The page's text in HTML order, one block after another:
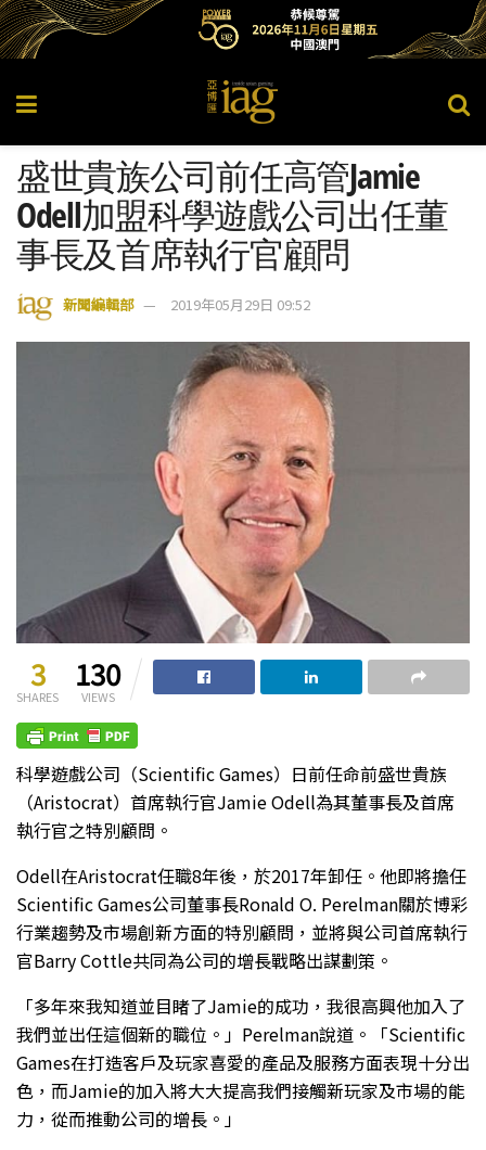
盛世貴族公司前任高管Jamie
Odell加盟科學遊戲公司出任董
事長及首席執行官顧問
新聞編輯部 2019年05月29日 09:52
3
SHARES
130
VIEWS
科學遊戲公司（Scientific Games）日前任命前盛世貴族
（Aristocrat）首席執行官Jamie Odell為其董事長及首席
執行官之特別顧問。
Odell在Aristocrat任職8年後，於2017年卸任。他即將擔任
Scientific Games公司董事長Ronald O. Perelman關於博彩
行業趨勢及市場創新方面的特別顧問，並將與公司首席執行
官Barry Cottle共同為公司的增長戰略出謀劃策。
「多年來我知道並目睹了Jamie的成功，我很高興他加入了
我們並出任這個新的職位。」Perelman說道。「Scientific
Games在打造客戶及玩家喜愛的產品及服務方面表現十分出
色，而Jamie的加入將大大提高我們接觸新玩家及市場的能
力，從而推動公司的增長。」